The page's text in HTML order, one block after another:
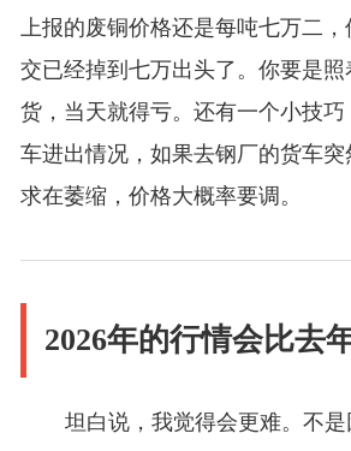
上报的废铜价格还是每吨七万二
交已经掉到七万出头了。你要是
货，当天就得亏。还有一个小技
车进出情况，如果去钢厂的货车
求在萎缩，价格大概率要调。
2026年的行情会比去
坦白说，我觉得会更难。不是